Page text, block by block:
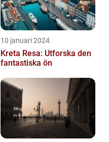
10 januari 2024
Kreta Resa: Utforska den
fantastiska ön